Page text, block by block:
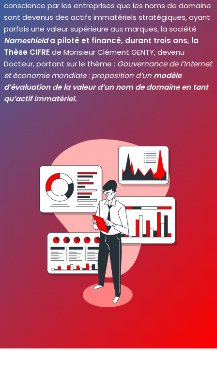
conscience par les entre­prises que les noms de domaine
sont deve­nus des actifs imma­té­riels stra­té­giques, ayant
par­fois une valeur supé­rieure aux marques, la socié­té
Nameshielda pilo­té et finan­cé, durant trois ans, la
Thèse CIFRE de Monsieur Clément GENTY, deve­nu
Docteur, por­tant sur le thème : Gouvernance de l’Internet
et éco­no­mie mon­diale : pro­po­si­tion d’un modèle
d’évaluation de la valeur d’un nom de domaine en tant
qu’actif imma­té­riel.